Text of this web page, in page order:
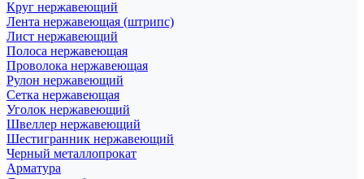
Круг нержавеющий
Лента нержавеющая (штрипс)
Лист нержавеющий
Полоса нержавеющая
Проволока нержавеющая
Рулон нержавеющий
Сетка нержавеющая
Уголок нержавеющий
Швеллер нержавеющий
Шестигранник нержавеющий
Черный металлопрокат
Арматура